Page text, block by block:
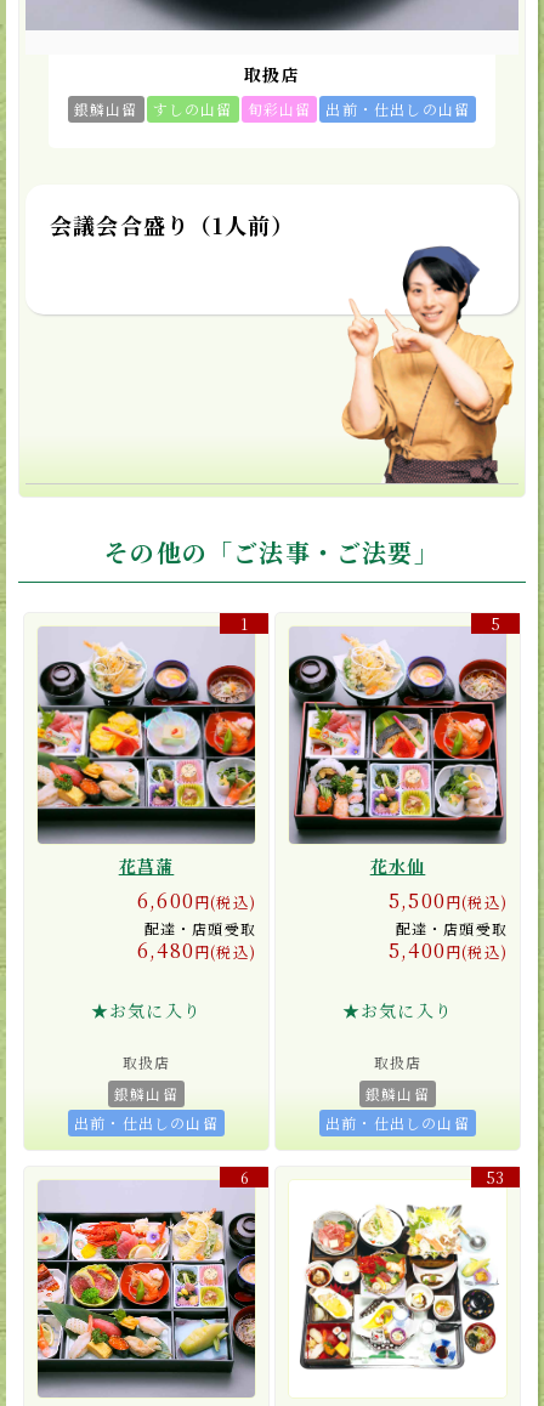
取扱店
銀鱗山留 すしの山留 旬彩山留 出前・仕出しの山留
会議会合盛り（1人前）
その他の「ご法事・ご法要」
1
花菖蒲
6,600円(税込)
配達・店頭受取
6,480円(税込)
★お気に入り
取扱店
銀鱗山留
出前・仕出しの山留
5
花水仙
5,500円(税込)
配達・店頭受取
5,400円(税込)
★お気に入り
取扱店
銀鱗山留
出前・仕出しの山留
6 53